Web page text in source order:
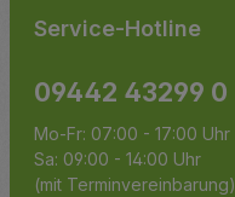
Service-Hotline
09442 43299 0
Mo-Fr: 07:00 - 17:00 Uhr
Sa: 09:00 - 14:00 Uhr
(mit Terminvereinbarung)